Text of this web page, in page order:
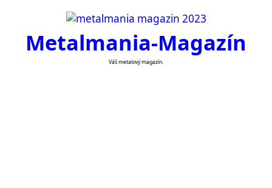
contentMetalmania-Magazín
Váš metalový magazín.